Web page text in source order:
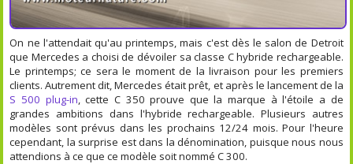
On ne l'attendait qu'au printemps, mais c'est dès le salon de Detroit
que Mercedes a choisi de dévoiler sa classe C hybride rechargeable.
Le printemps; ce sera le moment de la livraison pour les premiers
clients. Autrement dit, Mercedes était prêt, et après le lancement de la
S 500 plug-in , cette C 350 prouve que la marque à l'étoile a de
grandes ambitions dans l'hybride rechargeable. Plusieurs autres
modèles sont prévus dans les prochains 12/24 mois. Pour l'heure
cependant, la surprise est dans la dénomination, puisque nous nous
attendions à ce que ce modèle soit nommé C 300.